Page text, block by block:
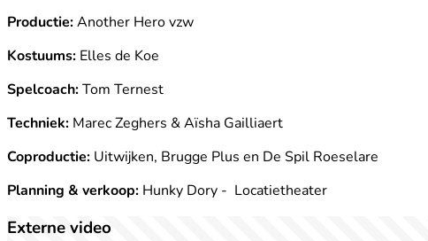
Productie:Another Hero vzw
Kostuums: Elles de Koe
Spelcoach:Tom Ternest
Techniek: Marec Zeghers & Aïsha Gailliaert
Coproductie: Uitwijken, Brugge Plus en De Spil Roeselare
Planning & verkoop: Hunky Dory - Locatietheater
Externe video